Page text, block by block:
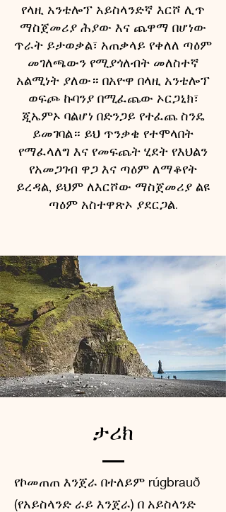
የላዚ አንቴሎፕ አይስላንድኛ እርሾ ሊጥ
ማስጀመሪያ ሕያው እና ጨዋማ በሆነው
ጥራት ይታወቃል፣ አጠቃላይ የቀለለ ጣዕም
መገለጫውን የሚያጎለብት መለስተኛ
አልሚነት ያለው። በአዮዋ በላዚ አንቴሎፕ
ወፍጮ ኩባንያ በሚፈጨው ኦርጋኒክ፣
ጂኤምኦ ባልሆነ በድንጋይ የተፈጨ ስንዴ
ይመገባል። ይህ ጥንቃቄ የተሞላበት
የማፈላለግ እና የመፍጨት ሂደት የእህልን
የአመጋገብ ዋጋ እና ጣዕም ለማቆየት
ይረዳል, ይህም ለእርሾው ማስጀመሪያ ልዩ
ጣዕም አስተዋጽኦ ያደርጋል.
ታሪክ
የኮመጠጠ እንጀራ በተለይም rúgbrauð
(የአይስላንድ ራይ እንጀራ) በ አይስላንድ